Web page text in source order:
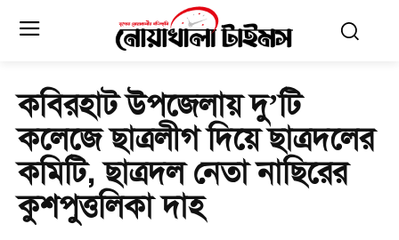
কবিরহাট উপজেলায় দু’টি
কলেজে ছাত্রলীগ দিয়ে ছাত্রদলের
কমিটি, ছাত্রদল নেতা নাছিরের
কুশপুত্তলিকা দাহ